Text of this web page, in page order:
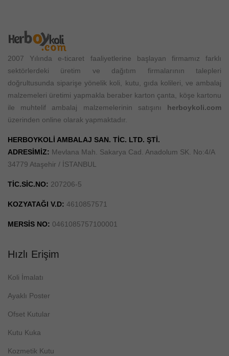
2007 Yılında e-ticaret faaliyetlerine başlayan firmamız farklı
sektörlerdeki üretim ve dağıtım firmalarının talepleri
doğrultusunda siparişe yönelik koli, kutu, gıda kolileri, ve ambalaj
malzemeleri üretimi yapmakla beraber karton çanta, köşe kartonu
ile muhtelif ambalaj malzemelerinin satışını herboykoli.com
üzerinden online olarak yapmaktadır.
HERBOYKOLİ AMBALAJ SAN. TİC. LTD. ŞTİ.
ADRESİMİZ: Mevlana Mah. Sakarya Cad. Anadolum SK. No:4/A
34779 Ataşehir / İSTANBUL
TİC.SİC.NO: 207206-5
KOZYATAĞI V.D: 4610857571
MERSİS NO: 0461085757100001
Hızlı Erişim
Koli İmalatı
Ayaklı Poster
Ofset Kutular
Kutu Kuka
Kozmetik Kutu